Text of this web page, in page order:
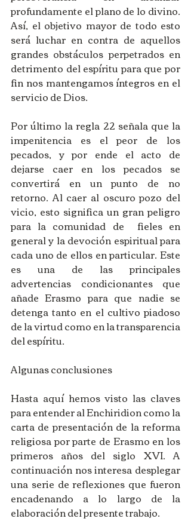
profundamente el plano de lo divino.
Así, el objetivo mayor de todo esto
será luchar en contra de aquellos
grandes obstáculos perpetrados en
detrimento del espíritu para que por
fin nos mantengamos íntegros en el
servicio de Dios.
Por último la regla 22 señala que la
impenitencia es el peor de los
pecados, y por ende el acto de
dejarse caer en los pecados se
convertirá en un punto de no
retorno. Al caer al oscuro pozo del
vicio, esto significa un gran peligro
para la comunidad de  fieles en
general y la devoción espiritual para
cada uno de ellos en particular. Este
es una de las principales
advertencias condicionantes que
añade Erasmo para que nadie se
detenga tanto en el cultivo piadoso
de la virtud como en la transparencia
del espíritu.
Algunas conclusiones
Hasta aquí hemos visto las claves
para entender al Enchiridion como la
carta de presentación de la reforma
religiosa por parte de Erasmo en los
primeros años del siglo XVI. A
continuación nos interesa desplegar
una serie de reflexiones que fueron
encadenando a lo largo de la
elaboración del presente trabajo.